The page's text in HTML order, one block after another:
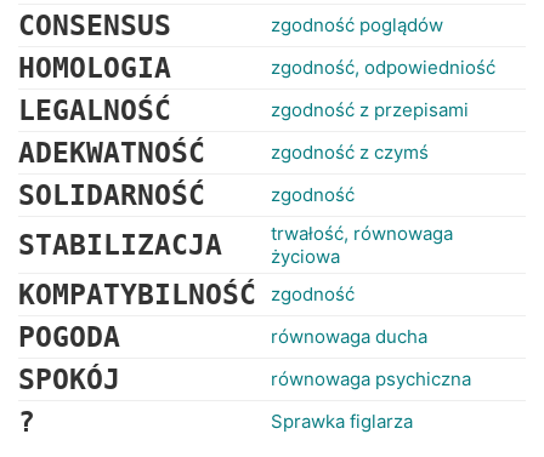
CONSENSUS zgodność poglądów
HOMOLOGIA zgodność, odpowiedniość
LEGALNOŚĆ zgodność z przepisami
ADEKWATNOŚĆ zgodność z czymś
SOLIDARNOŚĆ zgodność
STABILIZACJA
trwałość, równowaga
życiowa
KOMPATYBILNOŚĆ zgodność
POGODA równowaga ducha
SPOKÓJ równowaga psychiczna
? Sprawka figlarza